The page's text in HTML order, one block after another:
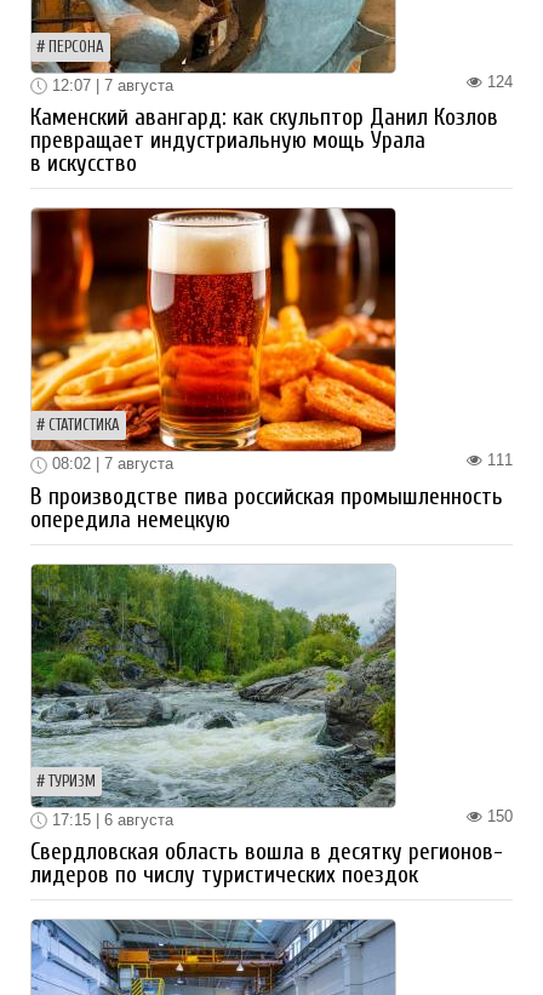
ПЕРСОНА
124
12:07 | 7 августа
Каменский авангард: как скульптор Данил Козлов
превращает индустриальную мощь Урала
в искусство
СТАТИСТИКА
111
08:02 | 7 августа
В производстве пива российская промышленность
опередила немецкую
ТУРИЗМ
150
17:15 | 6 августа
Свердловская область вошла в десятку регионов-
лидеров по числу туристических поездок